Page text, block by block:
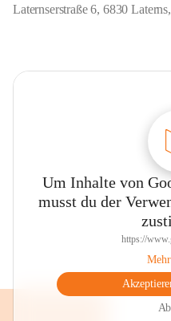
Laternserstraße 6, 6830
Um Inhalte von
musst du der
https://